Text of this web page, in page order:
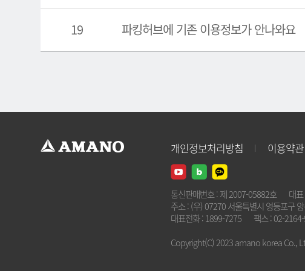
19 파킹허브에 기존 이용정보가 안나와요
개인정보처리방침 이용약관
통신판매번호 : 제 2007-05882호 대
주소 : (우) 07270 서울특별시 영등포구
대표전화 : 1899-7275
팩스 : 02-
Copyright(C) 2023 amano korea Co.,